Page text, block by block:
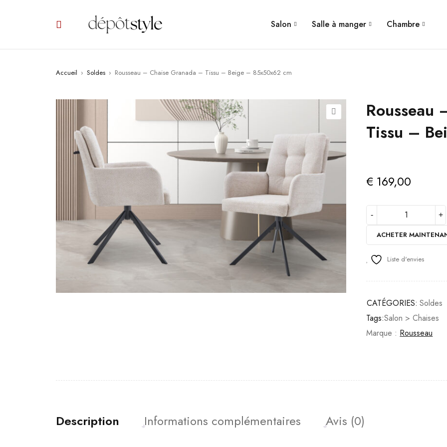
Salon Salle à manger Chambre
Accueil › Soldes › Rousseau – Chaise Granada – Tissu – Beige – 85x50x62 cm
Rousseau
Tissu –
€ 169,00
ACHETER
Liste d'envies
CATÉGORIES: Soldes
Tags:Salon > Chaises
Marque : Rousseau
Description Informations complémentaires Avis (0)